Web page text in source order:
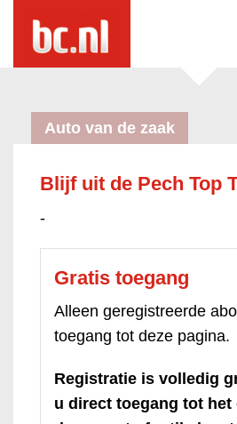
Auto van de zaak
Blijf uit de Pech Top
-
Gratis toegang
Alleen geregistreerde
toegang tot deze pagina.
Registratie is volledig
u direct toegang tot het